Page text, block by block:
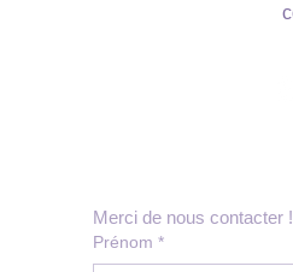
Merci de nous contacter !
Prénom *